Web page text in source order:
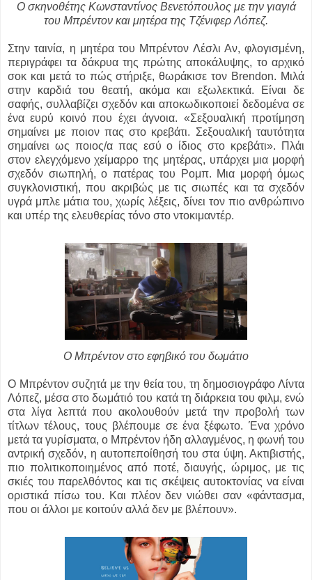
Ο σκηνοθέτης Κωνσταντίνος Βενετόπουλος με την γιαγιά
του Μπρέντον και μητέρα της Τζένιφερ Λόπεζ.
Στην ταινία, η μητέρα του Μπρέντον Λέσλι Αν, φλογισμένη,
περιγράφει τα δάκρυα της πρώτης αποκάλυψης, το αρχικό
σοκ και μετά το πώς στήριξε, θωράκισε τον Brendon. Μιλά
στην καρδιά του θεατή, ακόμα και εξωλεκτικά. Είναι δε
σαφής, συλλαβίζει σχεδόν και αποκωδικοποιεί δεδομένα σε
ένα ευρύ κοινό που έχει άγνοια. «Σεξουαλική προτίμηση
σημαίνει με ποιον πας στο κρεβάτι. Σεξουαλική ταυτότητα
σημαίνει ως ποιος/α πας εσύ ο ίδιος στο κρεβάτι». Πλάι
στον ελεγχόμενο χείμαρρο της μητέρας, υπάρχει μια μορφή
σχεδόν σιωπηλή, ο πατέρας του Ρομπ. Μια μορφή όμως
συγκλονιστική, που ακριβώς με τις σιωπές και τα σχεδόν
υγρά μπλε μάτια του, χωρίς λέξεις, δίνει τον πιο ανθρώπινο
και υπέρ της ελευθερίας τόνο στο ντοκιμαντέρ.
Ο Μπρέντον στο εφηβικό του δωμάτιο
Ο Μπρέντον συζητά με την θεία του, τη δημοσιογράφο Λίντα
Λόπεζ, μέσα στο δωμάτιό του κατά τη διάρκεια του φιλμ, ενώ
στα λίγα λεπτά που ακολουθούν μετά την προβολή των
τίτλων τέλους, τους βλέπουμε σε ένα ξέφωτο. Ένα χρόνο
μετά τα γυρίσματα, ο Μπρέντον ήδη αλλαγμένος, η φωνή του
αντρική σχεδόν, η αυτοπεποίθησή του στα ύψη. Ακτιβιστής,
πιο πολιτικοποιημένος από ποτέ, διαυγής, ώριμος, με τις
σκιές του παρελθόντος και τις σκέψεις αυτοκτονίας να είναι
οριστικά πίσω του. Και πλέον δεν νιώθει σαν «φάντασμα,
που οι άλλοι με κοιτούν αλλά δεν με βλέπουν».